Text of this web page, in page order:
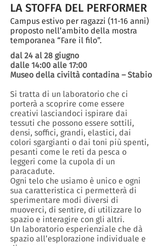
LA STOFFA DEL PERFORMER
Campus estivo per ragazzi (11-16 anni)
proposto nell’ambito della mostra
temporanea “Fare il filo”.
dal 24 al 28 giugno
dalle 14:00 alle 17:00
Museo della civiltà contadina – Stabio
Si tratta di un laboratorio che ci
porterà a scoprire come essere
creativi lasciandoci ispirare dai
tessuti che possono essere sottili,
densi, soffici, grandi, elastici, dai
colori sgargianti o dai toni più spenti,
pesanti come le reti da pesca o
leggeri come la cupola di un
paracadute.
Ogni telo che usiamo è unico e ogni
sua caratteristica ci permetterà di
sperimentare modi diversi di
muoverci, di sentire, di utilizzare lo
spazio e interagire con gli altri.
Un laboratorio esperienziale che dà
spazio all’esplorazione individuale e